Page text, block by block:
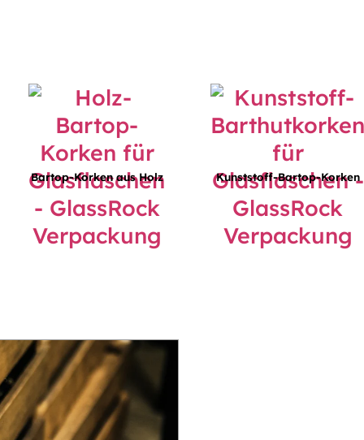
Bartop-Korken aus Holz Kunststoff-Bartop-Korken